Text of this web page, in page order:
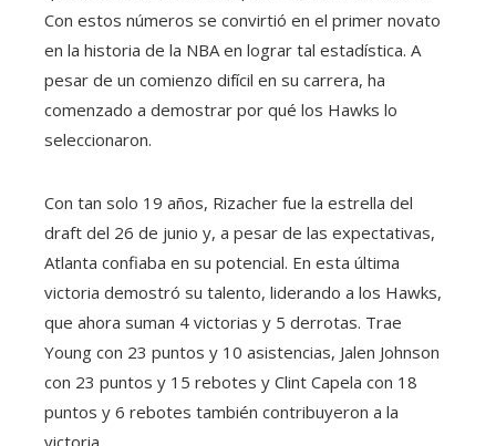
Con estos números se convirtió en el primer novato
en la historia de la NBA en lograr tal estadística. A
pesar de un comienzo difícil en su carrera, ha
comenzado a demostrar por qué los Hawks lo
seleccionaron.
Con tan solo 19 años, Rizacher fue la estrella del
draft del 26 de junio y, a pesar de las expectativas,
Atlanta confiaba en su potencial. En esta última
victoria demostró su talento, liderando a los Hawks,
que ahora suman 4 victorias y 5 derrotas. Trae
Young con 23 puntos y 10 asistencias, Jalen Johnson
con 23 puntos y 15 rebotes y Clint Capela con 18
puntos y 6 rebotes también contribuyeron a la
victoria.